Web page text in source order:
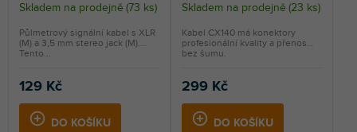
Průměrné
hodnocení
produktu
5,0
Skladem na prodejně (73 ks)
129 Kč
DO KOŠÍKU
Půlmetrový signální kabel s XLR
(M) a 3,5 mm stereo jack (M).
Tento...
Průměrné
hodnocení
produktu
5,0
Skladem na prodejně (23 ks)
299 Kč
DO KOŠÍKU
Kabel CX140 má konektory
profesionální kvality a přenos
bez šumu.